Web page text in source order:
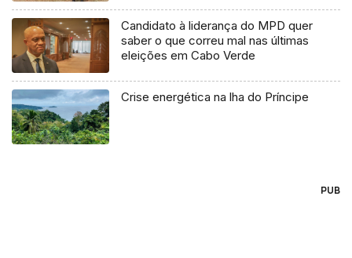
Candidato à liderança do MPD quer
saber o que correu mal nas últimas
eleições em Cabo Verde
Crise energética na lha do Príncipe
PUB